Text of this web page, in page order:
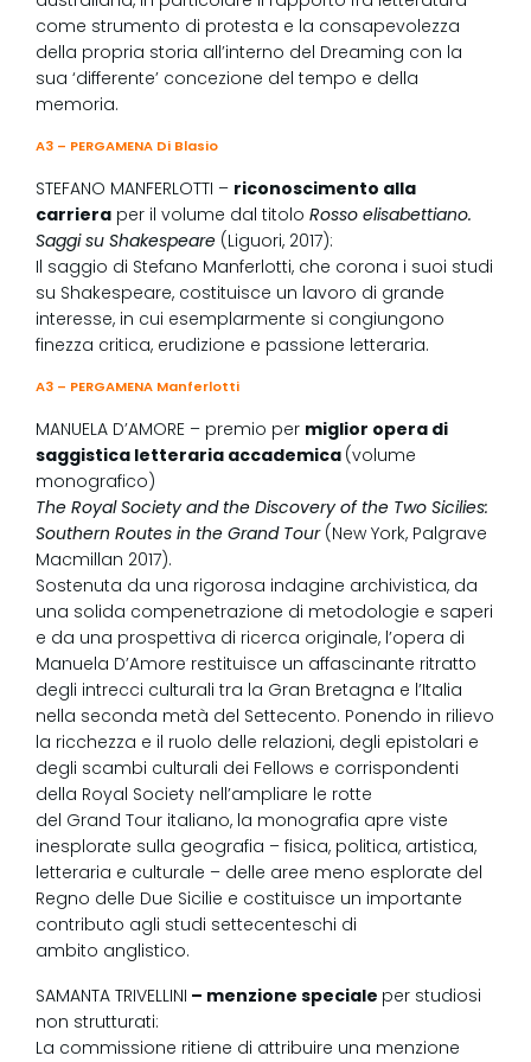
come strumento di protesta e la consapevolezza
della propria storia all’interno del Dreaming con la
sua ‘differente’ concezione del tempo e della
memoria.
A3 – PERGAMENA Di Blasio
STEFANO MANFERLOTTI – riconoscimento alla
carriera per il volume dal titolo Rosso elisabettiano.
Saggi su Shakespeare (Liguori, 2017):
Il saggio di Stefano Manferlotti, che corona i suoi studi
su Shakespeare, costituisce un lavoro di grande
interesse, in cui esemplarmente si congiungono
finezza critica, erudizione e passione letteraria.
A3 – PERGAMENA Manferlotti
MANUELA D’AMORE – premio per miglior opera di
saggistica letteraria accademica (volume
monografico)
The Royal Society and the Discovery of the Two Sicilies:
Southern Routes in the Grand Tour (New York, Palgrave
Macmillan 2017).
Sostenuta da una rigorosa indagine archivistica, da
una solida compenetrazione di metodologie e saperi
e da una prospettiva di ricerca originale, l’opera di
Manuela D’Amore restituisce un affascinante ritratto
degli intrecci culturali tra la Gran Bretagna e l’Italia
nella seconda metà del Settecento. Ponendo in rilievo
la ricchezza e il ruolo delle relazioni, degli epistolari e
degli scambi culturali dei Fellows e corrispondenti
della Royal Society nell’ampliare le rotte
del Grand Tour italiano, la monografia apre viste
inesplorate sulla geografia – fisica, politica, artistica,
letteraria e culturale – delle aree meno esplorate del
Regno delle Due Sicilie e costituisce un importante
contributo agli studi settecenteschi di
ambito anglistico.
SAMANTA TRIVELLINI – menzione speciale per studiosi
non strutturati:
La commissione ritiene di attribuire una menzione